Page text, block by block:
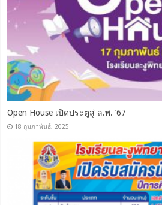
Open House เปิดประตูสู่ ล.พ. ’67
18 กุมภาพันธ์, 2025